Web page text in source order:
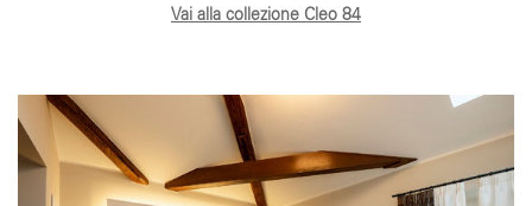
Vai alla collezione Cleo 84